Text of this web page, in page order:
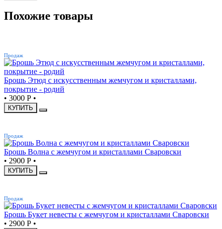
Похожие товары
Продаж
Брошь Этюд с искусственным жемчугом и кристаллами,
покрытие - родий
• 3000 Р •
КУПИТЬ
Продаж
Брошь Волна с жемчугом и кристаллами Сваровски
• 2900 Р •
КУПИТЬ
Продаж
Брошь Букет невесты с жемчугом и кристаллами Сваровски
• 2900 Р •